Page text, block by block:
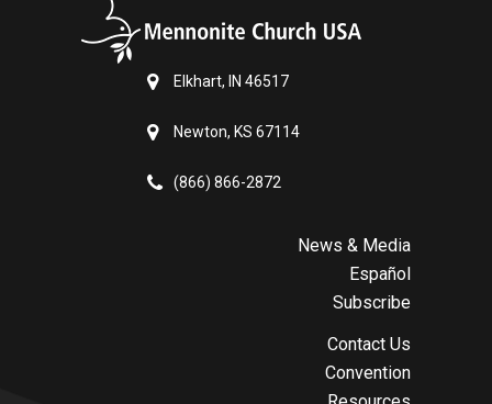
Elkhart, IN 46517
Newton, KS 67114
(866) 866-2872
News & Media
Español
Subscribe
Contact Us
Convention